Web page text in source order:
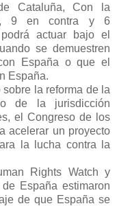
Cataluña, Con la
9 en contra y 6
actuar bajo el
se demuestren
España o que el
España.
la reforma de la
de la jurisdicción
el Congreso de los
acelerar un proyecto
la lucha contra la
Rights Watch y
España estimaron
de que España se